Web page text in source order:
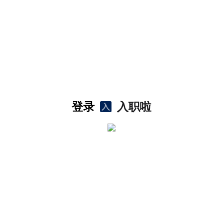
登录 入职啦